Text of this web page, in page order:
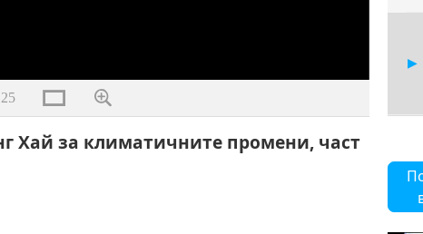
25
Хай за климатичните промени, част
8